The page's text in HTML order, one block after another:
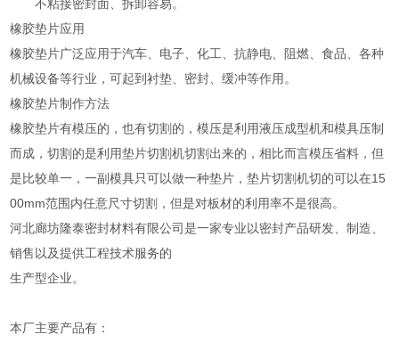
不粘接密封面、拆卸容易。
橡胶垫片应用
橡胶垫片广泛应用于汽车、电子、化工、抗静电、阻燃、食品、各种
机械设备等行业，可起到衬垫、密封、缓冲等作用。
橡胶垫片制作方法
橡胶垫片有模压的，也有切割的，模压是利用液压成型机和模具压制
而成，切割的是利用垫片切割机切割出来的，相比而言模压省料，但
是比较单一，一副模具只可以做一种垫片，垫片切割机切的可以在15
00mm范围内任意尺寸切割，但是对板材的利用率不是很高。
河北廊坊隆泰密封材料有限公司是一家专业以密封产品研发、制造、
销售以及提供工程技术服务的
生产型企业。
本厂主要产品有：